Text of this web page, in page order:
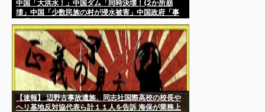
中国「大洪水！」中国ダム「同時決壊！(2か所崩
壊」中国「少数民族の村が浸水被害」中国政府「事
(報道消える」→
【速報】 辺野古事故遺族、同志社国際高校の校長や
ヘリ基地反対協代表ら計１１人を告訴 海保が業務上